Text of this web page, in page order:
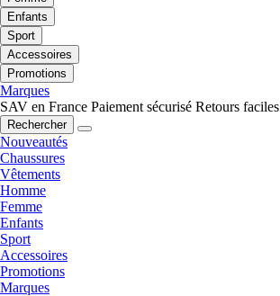
Enfants
Sport
Accessoires
Promotions
Marques
SAV en France Paiement sécurisé Retours faciles
Rechercher
Nouveautés
Chaussures
Vêtements
Homme
Femme
Enfants
Sport
Accessoires
Promotions
Marques